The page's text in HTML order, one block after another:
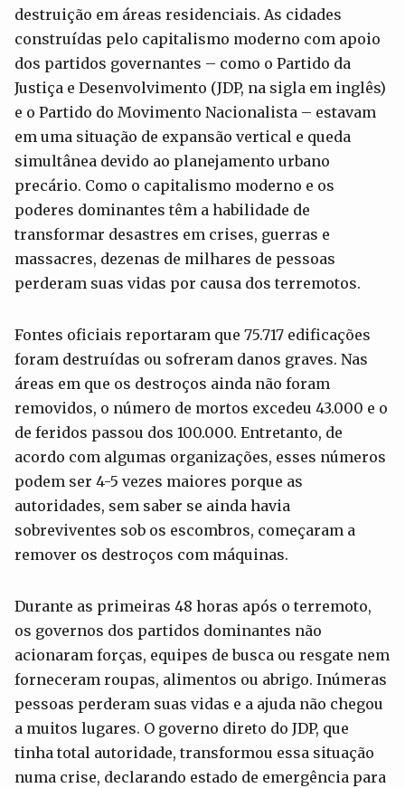
destruição em áreas residenciais. As cidades
construídas pelo capitalismo moderno com apoio
dos partidos governantes – como o Partido da
Justiça e Desenvolvimento (JDP, na sigla em inglês)
e o Partido do Movimento Nacionalista – estavam
em uma situação de expansão vertical e queda
simultânea devido ao planejamento urbano
precário. Como o capitalismo moderno e os
poderes dominantes têm a habilidade de
transformar desastres em crises, guerras e
massacres, dezenas de milhares de pessoas
perderam suas vidas por causa dos terremotos.
Fontes oficiais reportaram que 75.717 edificações
foram destruídas ou sofreram danos graves. Nas
áreas em que os destroços ainda não foram
removidos, o número de mortos excedeu 43.000 e o
de feridos passou dos 100.000. Entretanto, de
acordo com algumas organizações, esses números
podem ser 4-5 vezes maiores porque as
autoridades, sem saber se ainda havia
sobreviventes sob os escombros, começaram a
remover os destroços com máquinas.
Durante as primeiras 48 horas após o terremoto,
os governos dos partidos dominantes não
acionaram forças, equipes de busca ou resgate nem
forneceram roupas, alimentos ou abrigo. Inúmeras
pessoas perderam suas vidas e a ajuda não chegou
a muitos lugares. O governo direto do JDP, que
tinha total autoridade, transformou essa situação
numa crise, declarando estado de emergência para